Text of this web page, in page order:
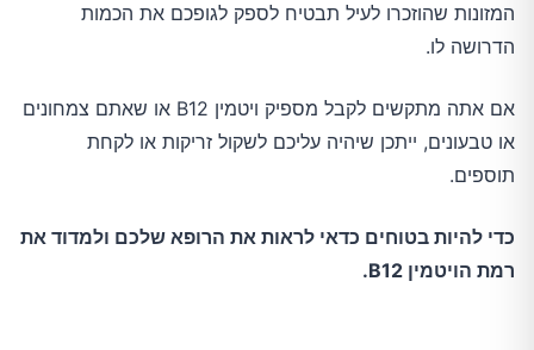
המזונות שהוזכרו לעיל תבטיח לספק לגופכם את הכמות
הדרושה לו.
אם אתה מתקשים לקבל מספיק ויטמין B12 או שאתם צמחונים
או טבעונים, ייתכן שיהיה עליכם לשקול זריקות או לקחת
תוספים.
כדי להיות בטוחים כדאי לראות את הרופא שלכם ולמדוד את
רמת הויטמין B12.